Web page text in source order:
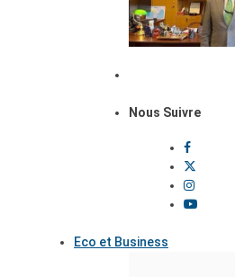
Nous Suivre
Eco et Business